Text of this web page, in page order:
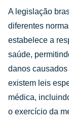
A legislação
diferentes
estabelece a
saúde,
danos
existem leis
médica,
o exercício da